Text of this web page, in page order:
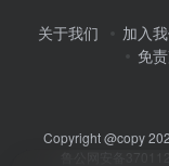
关于我们 加入
免
Copyright @copy